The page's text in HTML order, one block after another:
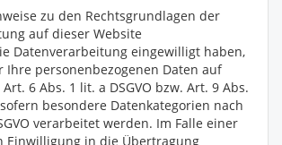
zu den Rechtsgrundlagen der
auf dieser Website
Datenverarbeitung eingewilligt haben,
Ihre personenbezogenen Daten auf
6 Abs. 1 lit. a DSGVO bzw. Art. 9 Abs.
sofern besondere Datenkategorien nach
verarbeitet werden. Im Falle einer
Einwilligung in die Übertragung